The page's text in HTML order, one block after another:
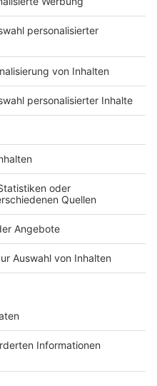
Kontakt
Studio-Hotline
Verkehrs-Hotline
Newsletter